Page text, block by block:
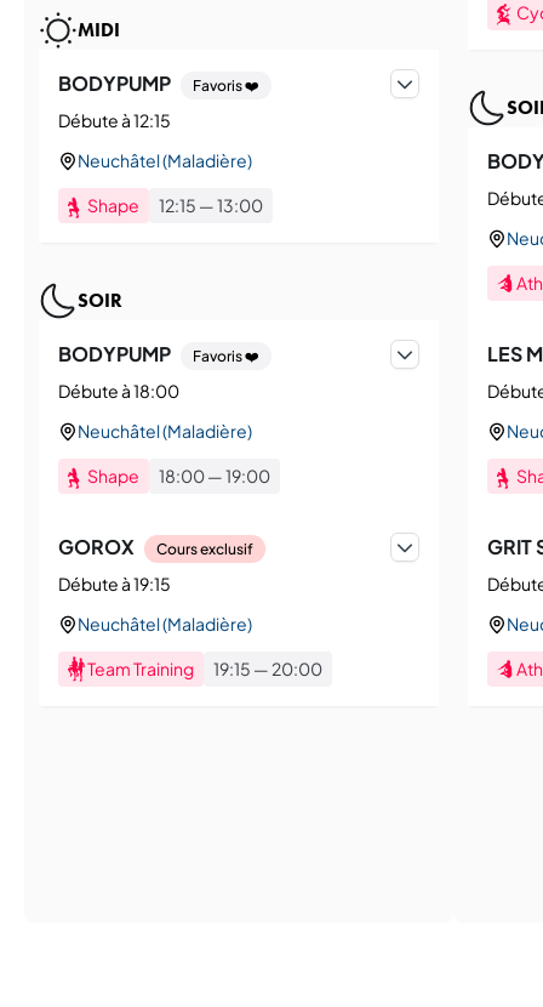
MIDI
BODYPUMP Favoris ❤️
Débute à 12:15
Neuchâtel (Maladière)
Shape 12:15 —13:00
SOIR
BODYPUMP Favoris ❤️
Débute à 18:00
Neuchâtel (Maladière)
Shape 18:00—19:00
GOROX Cours exclusif
Débute à 19:15
Neuchâtel (Maladière)
Team Training 19:15 — 20:00
LES
GRIT